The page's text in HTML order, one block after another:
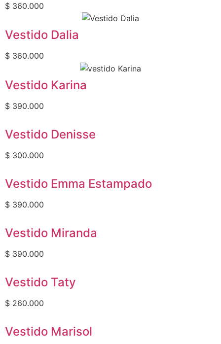
$ 360.000
Vestido Dalia
$ 360.000
Vestido Karina
$ 390.000
Vestido Denisse
$ 300.000
Vestido Emma Estampado
$ 390.000
Vestido Miranda
$ 390.000
Vestido Taty
$ 260.000
Vestido Marisol
Ver Más